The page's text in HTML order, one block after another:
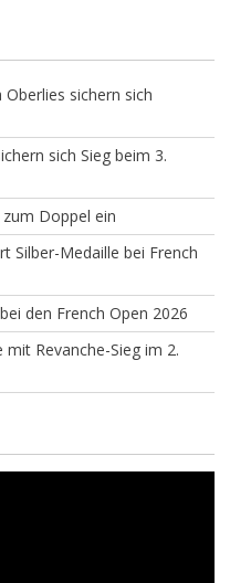
sichern sich
sich Sieg beim 3.
Doppel ein
Silber-Medaille bei French
den French Open 2026
mit Revanche-Sieg im 2.